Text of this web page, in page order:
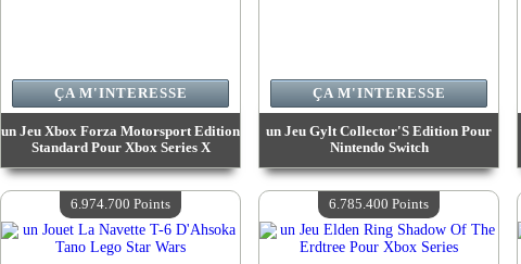
un Jeu Xbox Forza Motorsport Edition
Standard Pour Xbox Series X
Valeur :7 544 700 Points
Quantité Disponible :4
ÇA M'INTERESSE
un Jeu Gylt Collector'S Edition Pour
Nintendo Switch
Valeur :7 208 900 Points
Quantité Disponible :4
ÇA M'INTERESSE
6.974.700 Points 6.785.400 Points